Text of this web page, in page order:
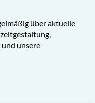
über aktuelle
unsere